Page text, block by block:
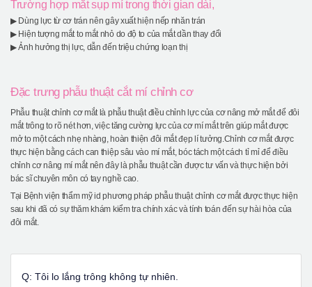
Trường hợp mắt sụp mí trong thời gian dài,
▶ Dùng lực từ cơ trán nên gây xuất hiện nếp nhăn trán
▶ Hiện tượng mắt to mắt nhỏ do độ to của mắt dần thay đổi
▶ Ảnh hưởng thị lực, dẫn đến triệu chứng loạn thị
Đặc trưng phẫu thuật cắt mí chỉnh cơ
Phẫu thuật chỉnh cơ mắt là phẫu thuật điều chỉnh lực của cơ nâng mở mắt để đôi
mắt trông to rõ nét hơn, việc tăng cường lực của cơ mí mắt trên giúp mắt được
mở to một cách nhẹ nhàng, hoàn thiện đôi mắt đẹp lí tưởng.Chỉnh cơ mắt được
thực hiện bằng cách can thiệp sâu vào mí mắt, bóc tách một cách tỉ mỉ để điều
chỉnh cơ nâng mí mắt nên đây là phẫu thuật cần được tư vấn và thực hiện bởi
bác sĩ chuyên môn có tay nghề cao.
Tại Bệnh viện thẩm mỹ id phương pháp phẫu thuật chỉnh cơ mắt được thực hiện
sau khi đã có sự thăm khám kiểm tra chính xác và tính toán đến sự hài hòa của
đôi mắt.
Q: Tôi lo lắng trông không tự nhiên.